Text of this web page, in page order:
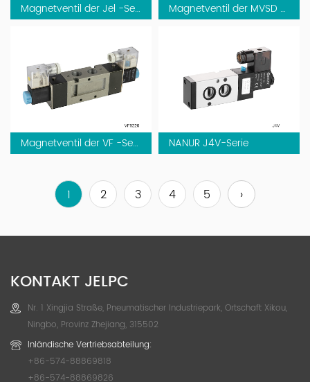
Magnetventil der Jel -Serie Magnetventil der MVSD -Serie
Magnetventil der VF -Serie NANUR J4V-Serie
1 2 3 4 5 ›
KONTAKT JELPC
Nr. 1 Xingjia Straße, Pneumatischer Industriepark, Ortschaft Xikou,
Ningbo, Provinz Zhejiang, 315502
Inländische Vertriebsabteilung:
+86-574-88869818
+86-574-88869826